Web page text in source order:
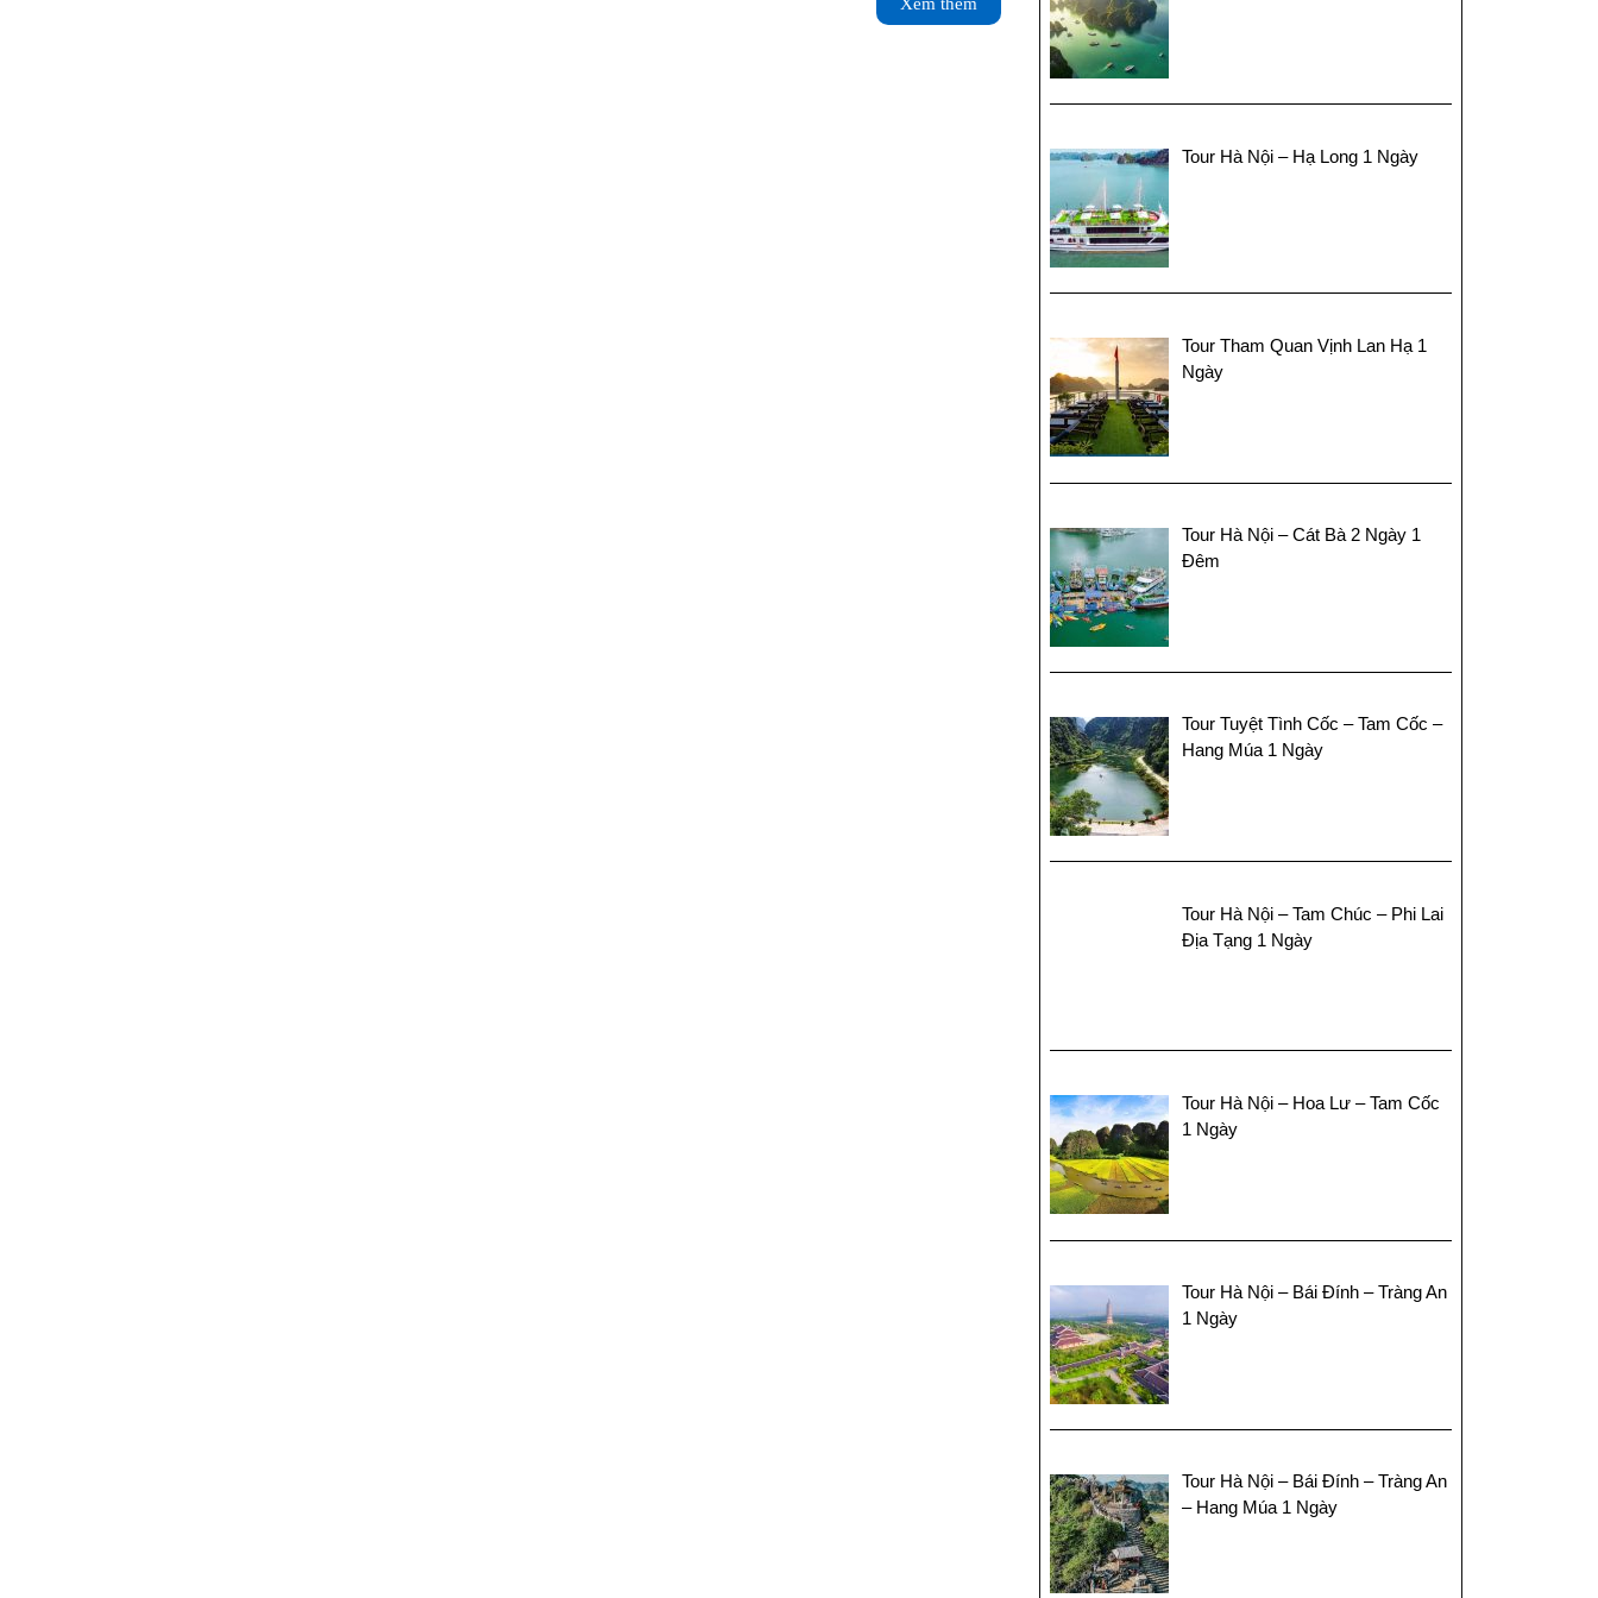
Chúc
thêm
Tour Hà Nội – Hạ Long 1 Ngày
Tour Tham Quan Vịnh Lan Hạ 1
Ngày
Tour Hà Nội – Cát Bà 2 Ngày 1
Đêm
Tour Tuyệt Tình Cốc – Tam Cốc –
Hang Múa 1 Ngày
Tour Hà Nội – Tam Chúc – Phi Lai
Địa Tạng 1 Ngày
Tour Hà Nội – Hoa Lư – Tam Cốc
1 Ngày
Tour Hà Nội – Bái Đính – Tràng An
1 Ngày
Tour Hà Nội – Bái Đính – Tràng An
– Hang Múa 1 Ngày